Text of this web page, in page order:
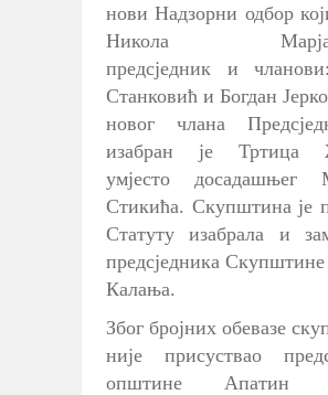
нови Надзорни одбор
Никола
предсједник и
Станковић и Богдан
новог члана
изабран је Тртица
умјесто досадашњег
Стикића. Скупштина је
Статуту изабрала и
предсједника Скупштине
Калања.
Због бројних обевазе
није присуствао
општине Апатин